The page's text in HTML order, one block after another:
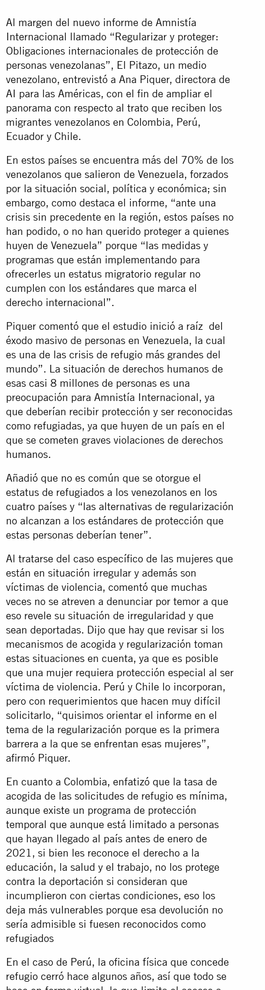
Al margen del nuevo informe de Amnistía
Internacional llamado “Regularizar y proteger:
Obligaciones internacionales de protección de
personas venezolanas”, El Pitazo, un medio
venezolano, entrevistó a Ana Piquer, directora de
AI para las Américas, con el fin de ampliar el
panorama con respecto al trato que reciben los
migrantes venezolanos en Colombia, Perú,
Ecuador y Chile.
En estos países se encuentra más del 70% de los
venezolanos que salieron de Venezuela, forzados
por la situación social, política y económica; sin
embargo, como destaca el informe, “ante una
crisis sin precedente en la región, estos países no
han podido, o no han querido proteger a quienes
huyen de Venezuela” porque “las medidas y
programas que están implementando para
ofrecerles un estatus migratorio regular no
cumplen con los estándares que marca el
derecho internacional”.
Piquer comentó que el estudio inició a raíz del
éxodo masivo de personas en Venezuela, la cual
es una de las crisis de refugio más grandes del
mundo”. La situación de derechos humanos de
esas casi 8 millones de personas es una
preocupación para Amnistía Internacional, ya
que deberían recibir protección y ser reconocidas
como refugiadas, ya que huyen de un país en el
que se cometen graves violaciones de derechos
humanos.
Añadió que no es común que se otorgue el
estatus de refugiados a los venezolanos en los
cuatro países y “las alternativas de regularización
no alcanzan a los estándares de protección que
estas personas deberían tener”.
Al tratarse del caso específico de las mujeres que
están en situación irregular y además son
víctimas de violencia, comentó que muchas
veces no se atreven a denunciar por temor a que
eso revele su situación de irregularidad y que
sean deportadas. Dijo que hay que revisar si los
mecanismos de acogida y regularización toman
estas situaciones en cuenta, ya que es posible
que una mujer requiera protección especial al ser
víctima de violencia. Perú y Chile lo incorporan,
pero con requerimientos que hacen muy difícil
solicitarlo, “quisimos orientar el informe en el
tema de la regularización porque es la primera
barrera a la que se enfrentan esas mujeres”,
afirmó Piquer.
En cuanto a Colombia, enfatizó que la tasa de
acogida de las solicitudes de refugio es mínima,
aunque existe un programa de protección
temporal que aunque está limitado a personas
que hayan llegado al país antes de enero de
2021, si bien les reconoce el derecho a la
educación, la salud y el trabajo, no los protege
contra la deportación si consideran que
incumplieron con ciertas condiciones, eso los
deja más vulnerables porque esa devolución no
sería admisible si fuesen reconocidos como
refugiados
En el caso de Perú, la oficina física que concede
refugio cerró hace algunos años, así que todo se